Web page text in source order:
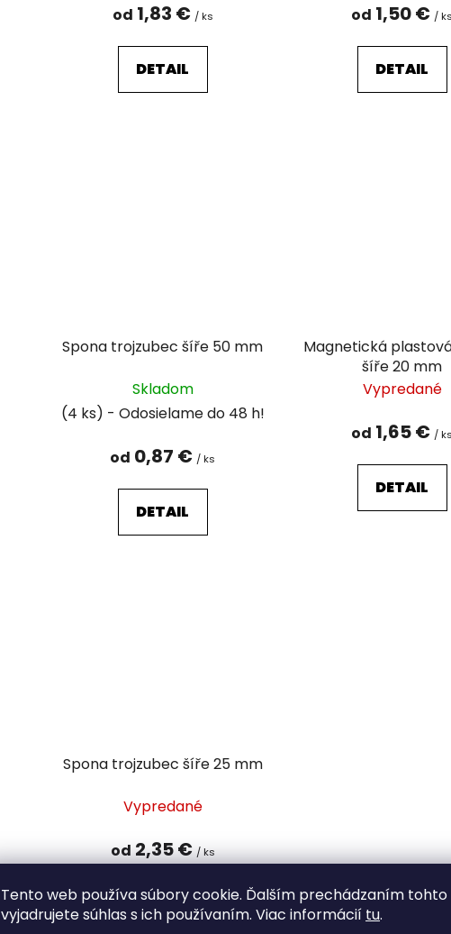
Tento web používa súbory cookie. Ďalším prechádzaním tohto
vyjadrujete súhlas s ich používaním. Viac informácií tu.
od 1,83 € / ks
DETAIL
od 1,50 € /
DETAIL
Spona trojzubec šíře 50 mm
Skladom
(4 ks)
od 0,87 € / ks
DETAIL
Magnetická
šíře 20 mm
Vypredané
od 1,65 € /
DETAIL
Spona trojzubec šíře 25 mm
Vypredané
od2,35 €/ ks
DETAIL